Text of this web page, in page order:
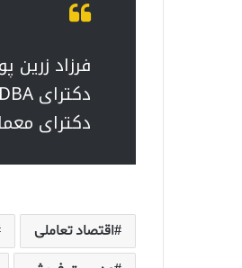
فرزاد زرین
دکترای DBA، کارشناس ارشد MBA
دکترای
اقتصاد تعاملی